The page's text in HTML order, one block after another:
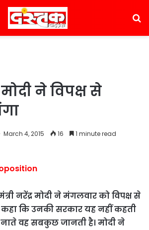
मोदी ने विपक्ष से
March 4, 2015 16 1 minute read
नरेंद्र मोदी ने मंगलवार को विपक्ष से
कि उनकी सरकार यह नहीं कहती
वह सबकुछ जानती है। मोदी ने